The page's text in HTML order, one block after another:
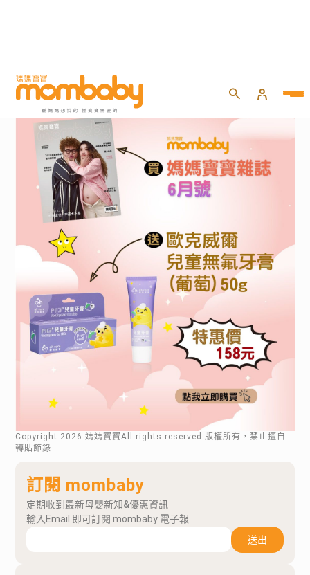
Copyright 2026 .媽媽寶寶All rights reserved.版權所有，禁止擅自
轉貼節錄
訂閱 mombaby
定期收到最新母嬰新知&優惠資訊
輸入Email 即可訂閱 mombaby 電子報
送出